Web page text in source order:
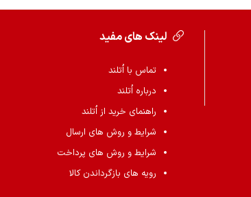
لینک های مفید
تماس با اُتلند
درباره اُتلند
راهنمای خرید از اُتلند
شرایط و روش های ارسال
شرایط و روش های پرداخت
رویه های بازگرداندن کالا